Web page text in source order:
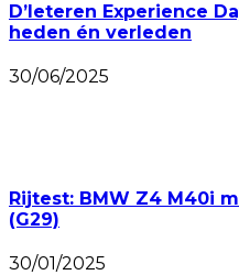
D’Ieteren Experience
heden én verleden
30/06/2025
Rijtest: BMW Z4 M40i
(G29)
30/01/2025